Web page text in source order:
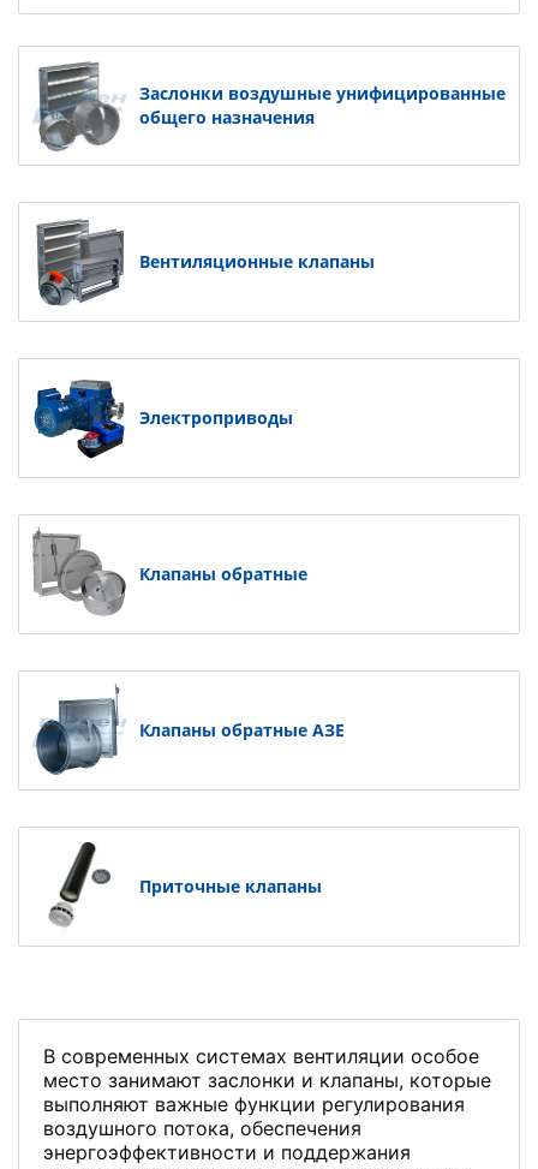
Заслонки воздушные унифицированные
общего назначения
Вентиляционные клапаны
Электроприводы
Клапаны обратные
Клапаны обратные АЗЕ
Приточные клапаны
В современных системах вентиляции особое
место занимают заслонки и клапаны, которые
выполняют важные функции регулирования
воздушного потока, обеспечения
энергоэффективности и поддержания